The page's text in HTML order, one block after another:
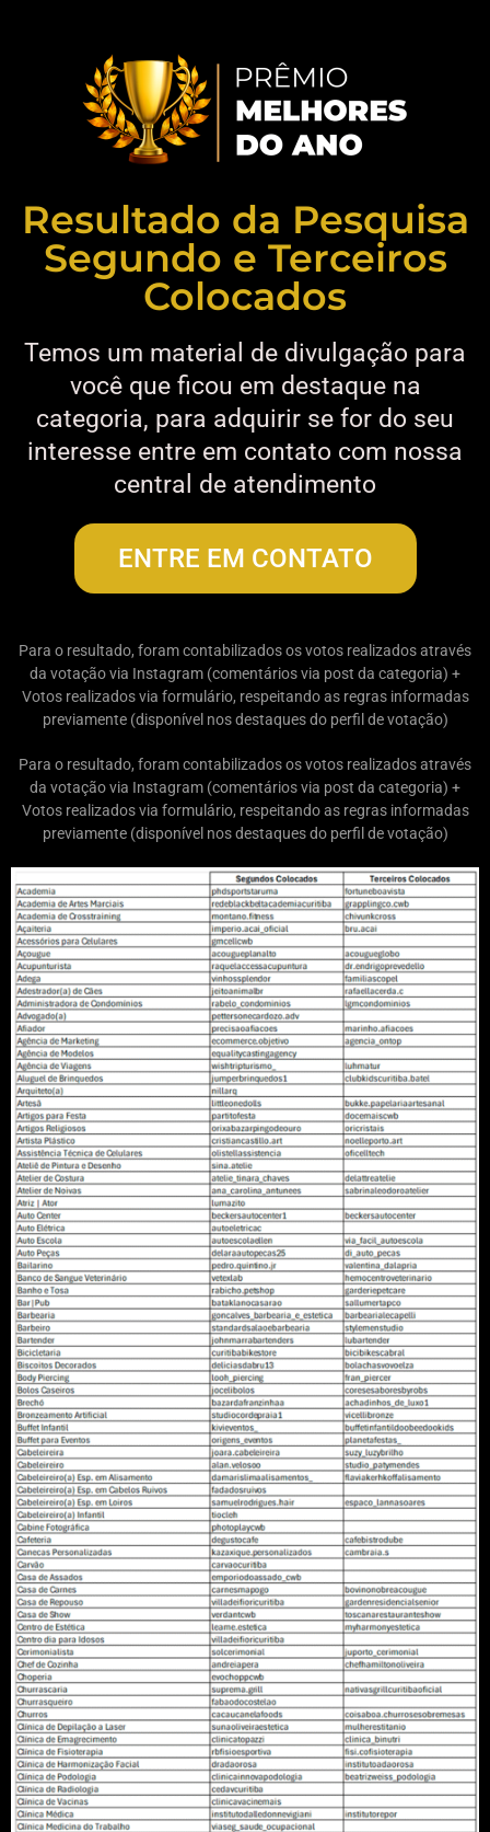
Resultado da Pesquisa
Segundo e Terceiros
Colocados
Temos um material de divulgação para
você que ficou em destaque na
categoria, para adquirir se for do seu
interesse entre em contato com nossa
central de atendimento
ENTRE EM CONTATO
Para o resultado, foram contabilizados os votos realizados através
da votação via Instagram (comentários via post da categoria) +
Votos realizados via formulário, respeitando as regras informadas
previamente (disponível nos destaques do perfil de votação)
Para o resultado, foram contabilizados os votos realizados através
da votação via Instagram (comentários via post da categoria) +
Votos realizados via formulário, respeitando as regras informadas
previamente (disponível nos destaques do perfil de votação)